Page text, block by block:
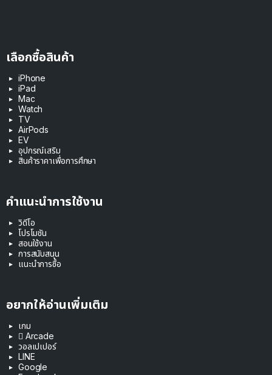
เลือกซื้อสินค้า
iPhone
iPad
Mac
Watch
TV
AirPods
EV
อุปกรณ์เสริม
สินค้าราคาเพื่อการศึกษา
คำแนะนำการใช้งาน
วิดีโอ
โปรโมชัน
สอนใช้งาน
การสนับสนุน
แนะนำการซื้อ
อยากให้อ่านเพิ่มเติม
เกม
 Arcade
วอลเปเปอร์
LINE
Google